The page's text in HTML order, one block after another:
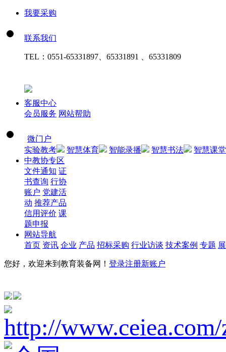
我要采购
联系我们
TEL： 0551-65331897、65331891 、65331809
客服中心
会员服务 网站帮助
微门户
实验教考
智慧体育 智能录播 智慧书法
智慧课堂
中教协专区
文件通知 证
书查询 行协
账户 党建活
动 推荐产品
信用评价 课
题申报
网站导航
首页 资讯 企业 产品 招标采购 行业访谈 技术案例 专题
您好，欢迎来到教育装备网！ 登录注册新账户